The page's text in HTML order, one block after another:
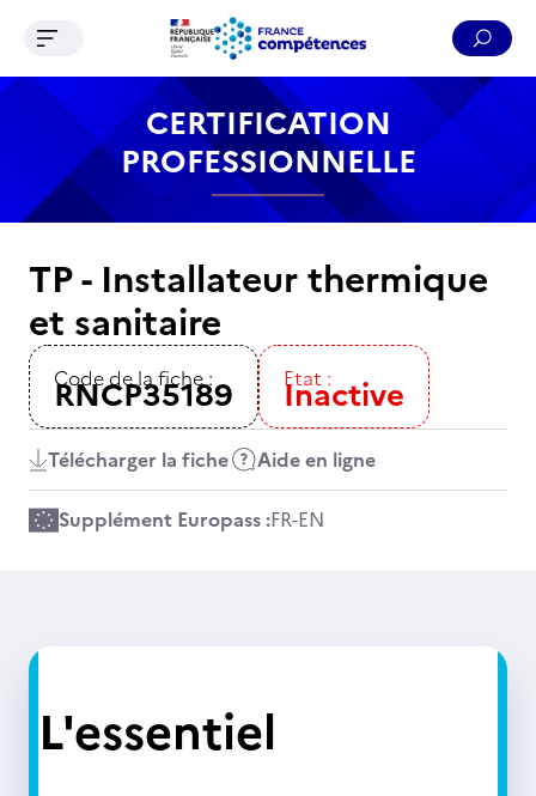
Contenu Recherche Menu Pied de page
Ouvrir le menu de navigation
CERTIFICATION
PROFESSIONNELLE
TP - Installateur thermique
et sanitaire
Code de la fiche :
RNCP35189 Etat :
Inactive
Télécharger la fiche Aide en ligne
Supplément Europass :FR-EN
L'essentiel